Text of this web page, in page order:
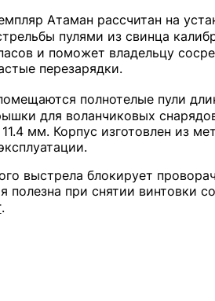
Атаман рассчитан на
пулями из свинца
и поможет владельцу
перезарядки.
полнотелые пули
для воланчиковых
мм. Корпус изготовлен из
выстрела блокирует
полезна при снятии винтовки
.